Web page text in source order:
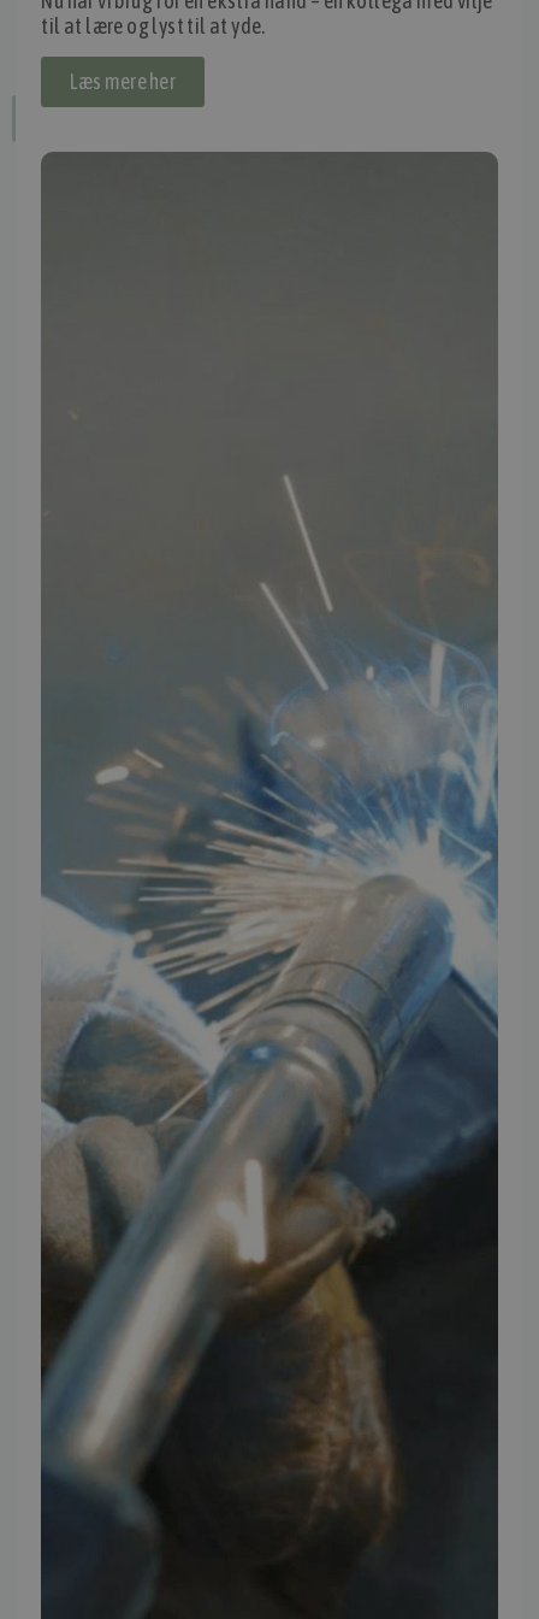
INFORMATION
TMP
Ansøg om at blive forhandler
Energiberegner
Artikler
TMP Historie
Cookie og Privatlivspolitik
Salgs- og leveringsbetingelser
Vores brands
Telefontider
Mandag - Torsdag
09:00 - 16:00
Fredag
09:00 - 15:30
Weekend
Lukket
FØLG TMP
Facebook
Youtube
Instagram
TMP BRAND SHOPS
til at lære og lyst til at yde.
Læs mere her